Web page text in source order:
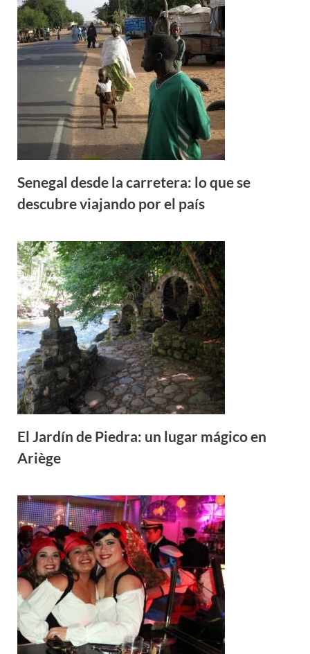
Senegal desde la carretera: lo que se
descubre viajando por el país
El Jardín de Piedra: un lugar mágico en
Ariège